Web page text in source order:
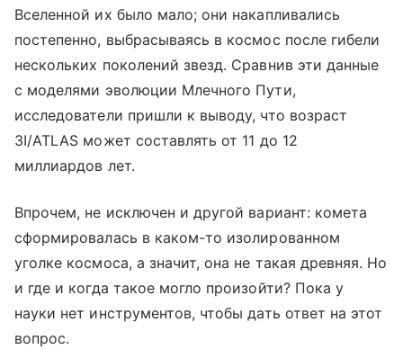
Вселенной их было мало; они накапливались
постепенно, выбрасываясь в космос после гибели
нескольких поколений звезд. Сравнив эти данные
с моделями эволюции Млечного Пути,
исследователи пришли к выводу, что возраст
3I/ATLAS может составлять от 11 до 12
миллиардов лет.
Впрочем, не исключен и другой вариант: комета
сформировалась в каком-то изолированном
уголке космоса, а значит, она не такая древняя. Но
и где и когда такое могло произойти? Пока у
науки нет инструментов, чтобы дать ответ на этот
вопрос.